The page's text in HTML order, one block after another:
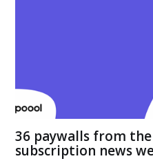
36 paywalls from
subscription news